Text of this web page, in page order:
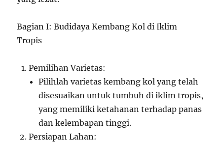
Bagian I: Budidaya Kembang Kol di Iklim
Tropis
Pemilihan Varietas:
Pilihlah varietas kembang kol yang telah
disesuaikan untuk tumbuh di iklim tropis,
yang memiliki ketahanan terhadap panas
dan kelembapan tinggi.
Persiapan Lahan: